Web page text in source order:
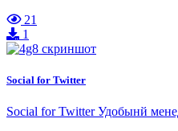
21
1
Social for Twitter
Social for Twitter Удобынй